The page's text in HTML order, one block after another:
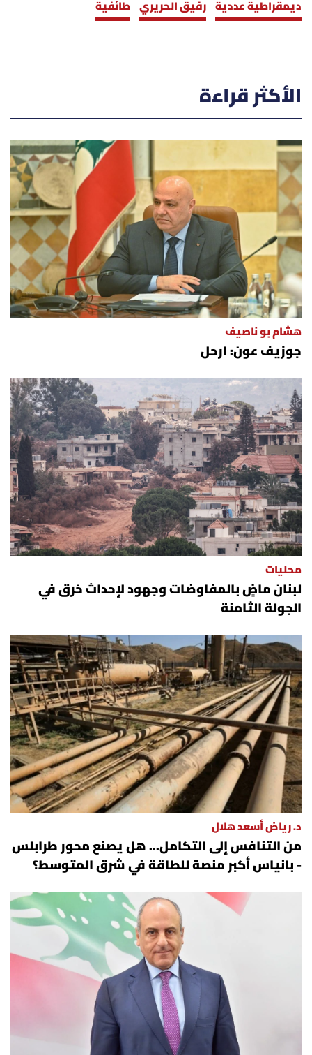
ديمقراطية عددية رفيق الحريري طائفية
الأكثر قراءة
هشام بو ناصيف
جوزيف عون: ارحل
محليات
لبنان ماضٍ بالمفاوضات وجهود لإحداث خرق في
الجولة الثامنة
د. رياض أسعد هلال
من التنافس إلى التكامل... هل يصنع محور طرابلس
- بانياس أكبر منصة للطاقة في شرق المتوسط؟